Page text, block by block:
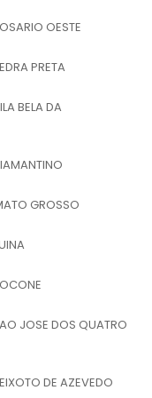
serviços
entre
uma prática
orçamentos
é importante
oferecidos,
DE
desde o
✅ 3.
todas as
de
e
OESTE
PRETA
BELA DA
GROSSO
JOSE DOS QUATRO
DE AZEVEDO